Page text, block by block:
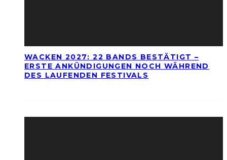
WACKEN 2027: 22 BANDS BESTÄTIGT –
ERSTE ANKÜNDIGUNGEN NOCH WÄHREND
DES LAUFENDEN FESTIVALS